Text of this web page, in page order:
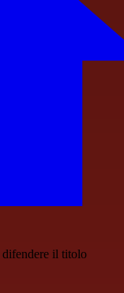
il titolo